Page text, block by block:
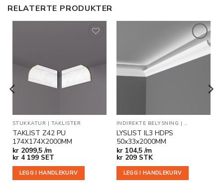
RELATERTE PRODUKTER
ønskeliste
STUKKATUR | TAKLISTER
TAKLIST Z42 PU
174X174X2000MM
kr2099,5 /m
kr4 199 SET
LEGG I HANDLEKURV
Legg til
i
INDIREKTE BELYSNING | TAKLISTER
LYSLIST IL3 HDPS
50x33x2000MM
kr104,5 /m
kr209 STK
LEGG I HANDLEKURV